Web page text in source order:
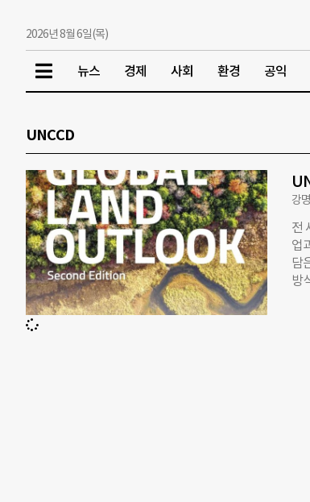
2026년 8월 6일(목)
뉴스 경제 사회 환경 공익
UNCCD
강
전
업
담
방